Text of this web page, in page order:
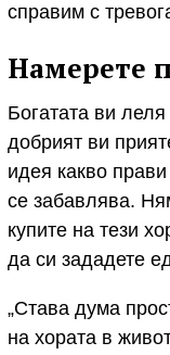
справим с
Намерете
Богатата ви
добрият ви
идея какво
се забавлява.
купите на тези
да си зададете
„Става дума
на хората в